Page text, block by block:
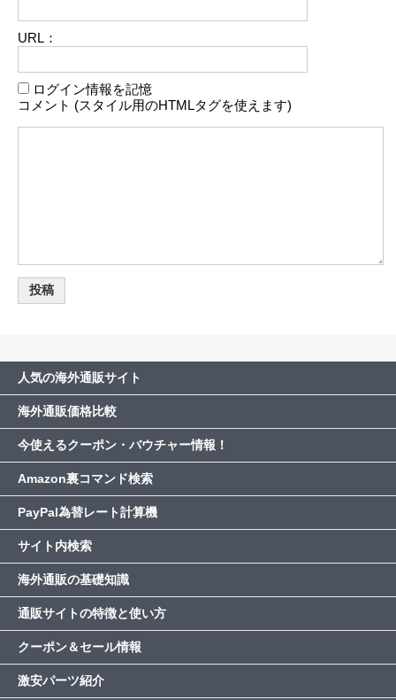
URL：
ログイン情報を記憶
コメント (スタイル用のHTMLタグを使えます)
人気の海外通販サイト
海外通販価格比較
今使えるクーポン・バウチャー情報！
Amazon裏コマンド検索
PayPal為替レート計算機
サイト内検索
海外通販の基礎知識
通販サイトの特徴と使い方
クーポン＆セール情報
激安パーツ紹介